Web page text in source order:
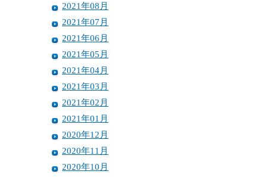
2021年08月
2021年07月
2021年06月
2021年05月
2021年04月
2021年03月
2021年02月
2021年01月
2020年12月
2020年11月
2020年10月